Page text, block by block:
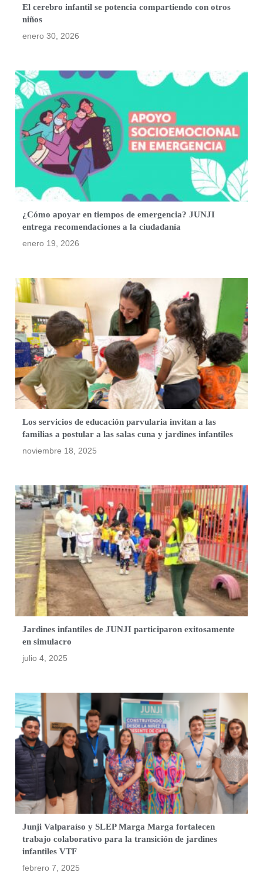
El cerebro infantil se potencia compartiendo con otros
niños
enero 30, 2026
¿Cómo apoyar en tiempos de emergencia? JUNJI
entrega recomendaciones a la ciudadanía
enero 19, 2026
Los servicios de educación parvularia invitan a las
familias a postular a las salas cuna y jardines infantiles
noviembre 18, 2025
Jardines infantiles de JUNJI participaron exitosamente
en simulacro
julio 4, 2025
Junji Valparaíso y SLEP Marga Marga fortalecen
trabajo colaborativo para la transición de jardines
infantiles VTF
febrero 7, 2025